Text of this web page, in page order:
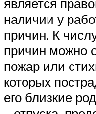
является
наличии у
причин. К
причин можно
пожар или
которых
его близкие